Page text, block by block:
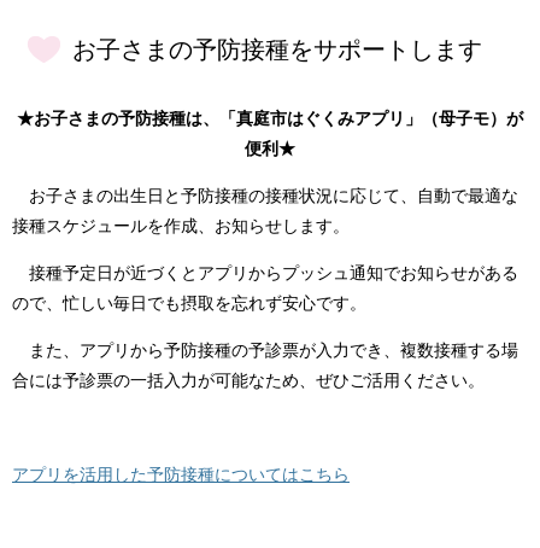
お子さまの予防接種をサポートします
★お子さまの予防接種は、「真庭市はぐくみアプリ」（母子モ）が
便利★
お子さまの出生日と予防接種の接種状況に応じて、自動で最適な
接種スケジュールを作成、お知らせします。
接種予定日が近づくとアプリからプッシュ通知でお知らせがある
ので、忙しい毎日でも摂取を忘れず安心です。
また、アプリから予防接種の予診票が入力でき、複数接種する場
合には予診票の一括入力が可能なため、ぜひご活用ください。
アプリを活用した予防接種についてはこちら